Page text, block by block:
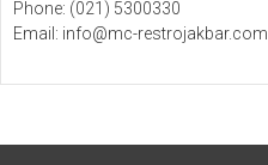
Phone: (021) 5300330
Email: info@mc-restrojakbar.com